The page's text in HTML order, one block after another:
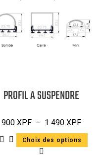
PROFIL A SUSPENDRE
900XPF – 1 490XPF
Choix des options